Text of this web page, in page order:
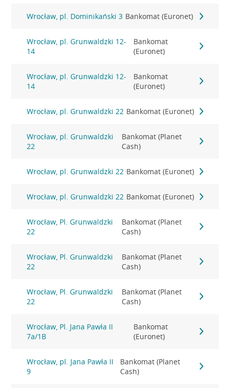
Wrocław, pl. Dominikański 3 Bankomat (Euronet)
Wrocław, pl. Grunwaldzki 12-
14
Bankomat
(Euronet)
Wrocław, pl. Grunwaldzki 12-
14
Bankomat
(Euronet)
Wrocław, pl. Grunwaldzki 22 Bankomat (Euronet)
Wrocław, pl. Grunwaldzki
22
Bankomat (Planet
Cash)
Wrocław, pl. Grunwaldzki 22 Bankomat (Euronet)
Wrocław, pl. Grunwaldzki 22 Bankomat (Euronet)
Wrocław, Pl. Grunwaldzki
22
Bankomat (Planet
Cash)
Wrocław, Pl. Grunwaldzki
22
Bankomat (Planet
Cash)
Wrocław, Pl. Grunwaldzki
22
Bankomat (Planet
Cash)
Wrocław, Pl. Jana Pawła II
7a/1B
Bankomat
(Euronet)
Wrocław, pl. Jana Pawła II
9
Bankomat (Planet
Cash)